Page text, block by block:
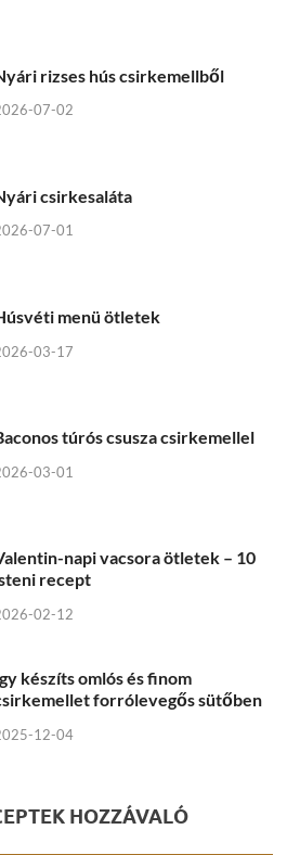
rizses hús csirkemellből
07-02
csirkesaláta
07-01
menü ötletek
03-17
túrós csusza csirkemellel
03-01
napi vacsora ötletek – 10
recept
02-12
készíts omlós és finom
forrólevegős sütőben
12-04
HOZZÁVALÓ